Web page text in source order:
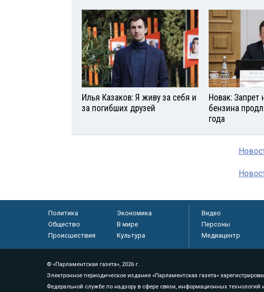
Илья Казаков: Я живу за себя и
за погибших друзей
Новак: Запрет
бензина
года
Политика
Экономика
Общество
В мире
Происшествия
Культура
Видео
Персоны
Медиацентр
© «Парламентская газета», 2026 г.
Электронное периодическое издание «Парламентская газета»
Федеральной службе по надзору в сфере связи, информационных технологий